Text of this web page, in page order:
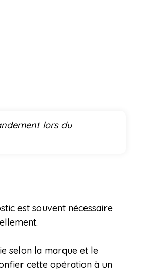
lors du
est souvent nécessaire
selon la marque et le
cette opération à un